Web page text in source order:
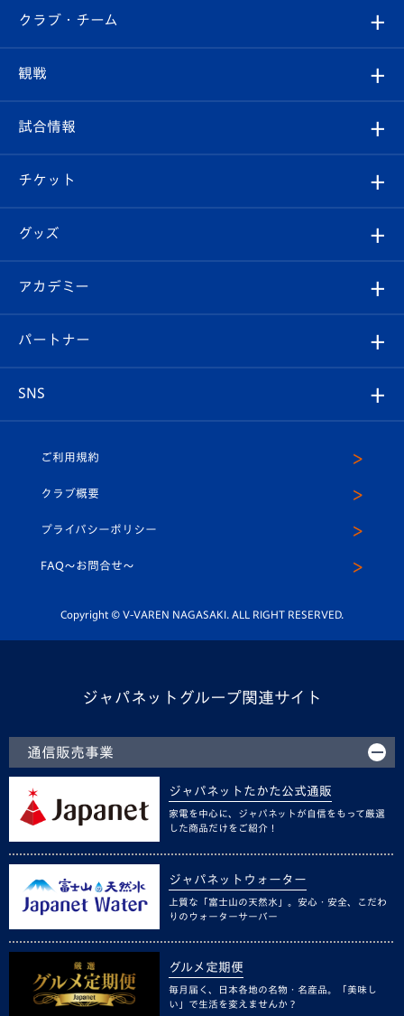
すべて
クラブ
試合情報
チケット
イベント
メディア
ホームタウン
クラブ・チーム
クラブ概要
エンブレム紹介
スタッフプロフィール
マスコット紹介
平和祈念活動
ホームタウン活動
観戦
観戦ルール
はじめての観戦ガイド
Revive Team
ヴィヴィくんの長崎おもてなしガイド
試合情報
試合日程/結果
フォトギャラリー
スタジアムグルメ
チケット
チケット
V-LOVERS（ファンクラブ）
プレイヤーズスイート
グッズ
オンラインショップ
店舗情報
アカデミー
育成からのお知らせ
U-18
スクール
パートナー
SNS
ヴィヴィくんインスタグラム
公式LINE＠
ご利用規約
クラブ概要
プライバシーポリシー
FAQ〜お問合せ〜
Copyright © V-VAREN NAGASAKI. ALL RIGHT RESERVED.
ジャパネットグループ関連サイト
通信販売事業
ジャパネットたかた公式通販
家電を中心に、ジャパネットが自信をもって厳選
した商品だけをご紹介！
ジャパネットウォーター
上質な「富士山の天然水」。安心・安全、こだわ
りのウォーターサーバー
グルメ定期便
毎月届く、日本各地の名物・名産品。「美味し
い」で生活を変えませんか？